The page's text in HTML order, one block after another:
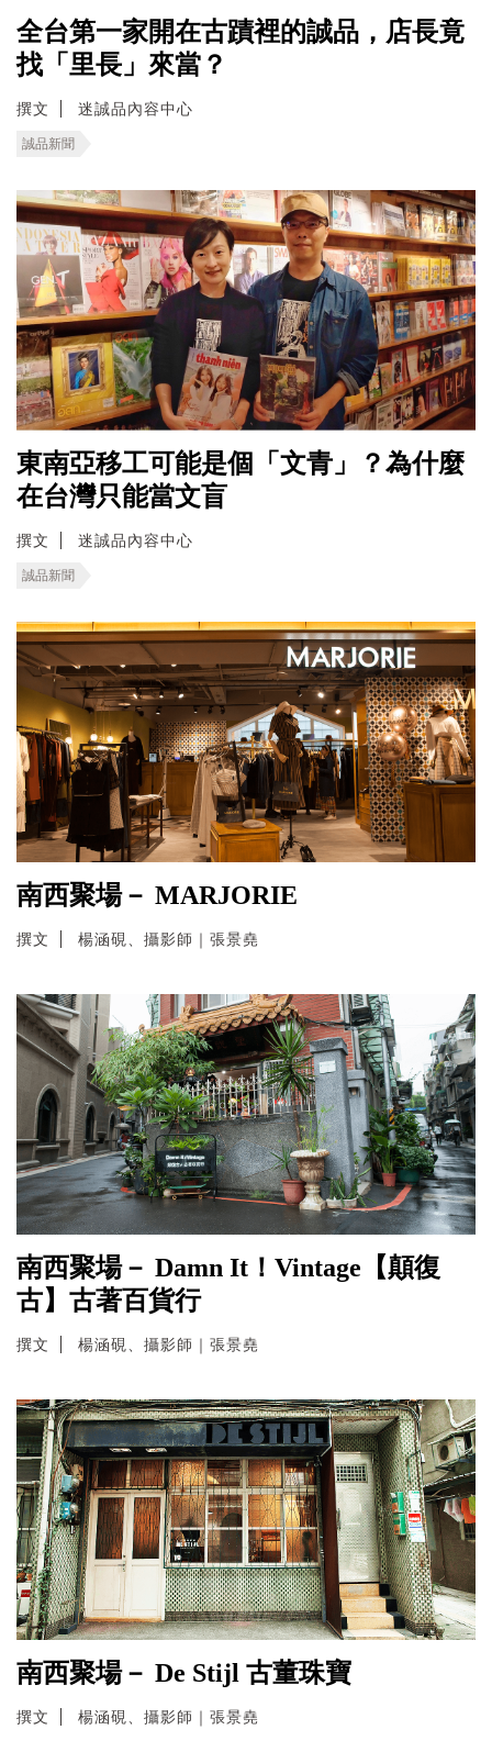
全台第一家開在古蹟裡的誠品，店長竟
找「里長」來當？
撰文 迷誠品內容中心
誠品新聞
東南亞移工可能是個「文青」？為什麼
在台灣只能當文盲
撰文 迷誠品內容中心
誠品新聞
南西聚場－ MARJORIE
撰文 楊涵硯、攝影師｜張景堯
南西聚場－ Damn It！Vintage【顛復
古】古著百貨行
撰文 楊涵硯、攝影師｜張景堯
南西聚場－ De Stijl 古董珠寶
撰文 楊涵硯、攝影師｜張景堯